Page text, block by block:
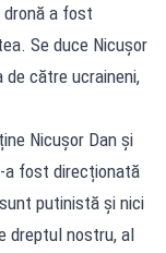
a fost
Se duce Nicușor
de către ucraineni,
Nicușor Dan și
a fost direcționată
putinistă și nici
dreptul nostru, al